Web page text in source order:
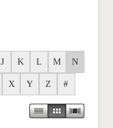
J K L M N
X Y Z #